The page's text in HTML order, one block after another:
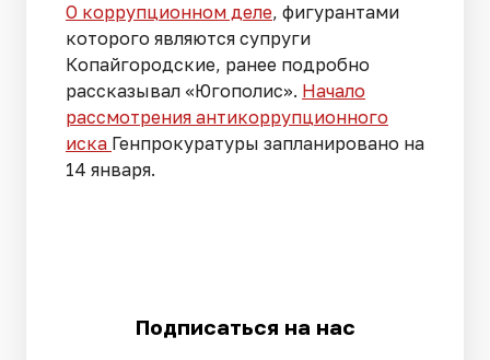
О коррупционном деле, фигурантами
которого являются супруги
Копайгородские, ранее подробно
рассказывал «Югополис». Начало
рассмотрения антикоррупционного
иска Генпрокуратуры запланировано на
14 января.
Подписаться на нас